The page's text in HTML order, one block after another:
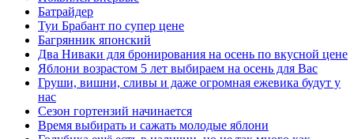
Батрайдер
Туи Брабант по супер цене
Багрянник японский
Два Ниваки для бронирования на осень по вкусной цене
Яблони возрастом 5 лет выбираем на осень для Вас
Груши, вишни, сливы и даже огромная ежевика будут у
нас
Сезон гортензий начинается
Время выбирать и сажать молодые яблони